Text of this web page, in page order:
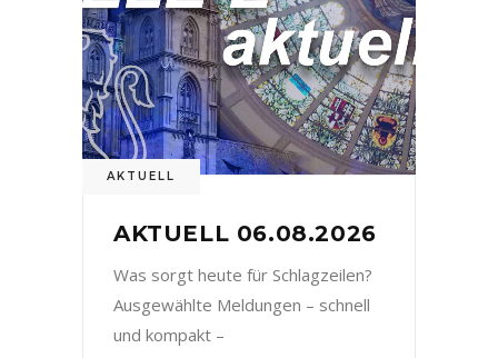
AKTUELL
AKTUELL 06.08.2026
Was sorgt heute für Schlagzeilen?
Ausgewählte Meldungen – schnell
und kompakt –